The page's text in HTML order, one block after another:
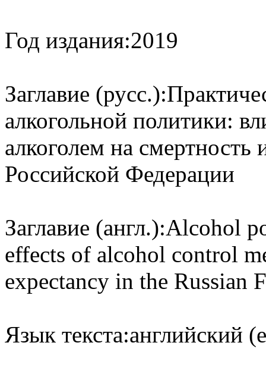
Год издания:2019
Заглавие (русс.):
алкогольной политики:
алкоголем на
Российской Федерации
Заглавие (англ.):Alcohol
effects of alcohol control
expectancy in the Russian
Язык текста:английский